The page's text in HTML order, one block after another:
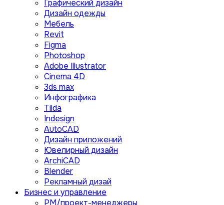
Графический дизайн
Дизайн одежды
Мебель
Revit
Figma
Photoshop
Adobe Illustrator
Сinema 4D
3ds max
Инфографика
Tilda
Indesign
AutoCAD
Дизайн приложений
Ювелирный дизайн
ArchiCAD
Blender
Рекламный дизай
Бизнес и управление
PM/проект-менеджеры